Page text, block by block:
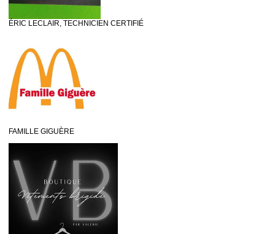
ÉRIC LECLAIR, TECHNICIEN CERTIFIÉ
FAMILLE GIGUÈRE